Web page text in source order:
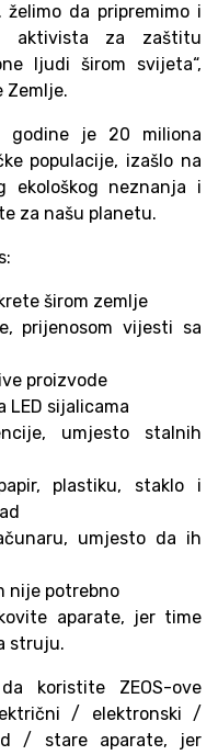
da pripremimo i
aktivista za zaštitu
ljudi širom svijeta“,
Zemlje.
godine je 20 miliona
populacije, izašlo na
ekološkog neznanja i
za našu planetu.
širom zemlje
prijenosom vijesti sa
proizvode
LED sijalicama
umjesto stalnih
plastiku, staklo i
umjesto da ih
nije potrebno
aparate, jer time
struju.
koristite ZEOS-ove
/ elektronski /
/ stare aparate, jer